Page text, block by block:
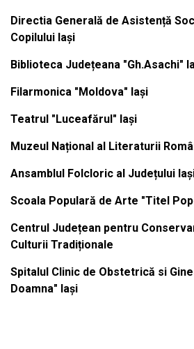
Directia Generală de Asistență
Copilului Iași
Biblioteca Județeana "Gh.Asachi"
Filarmonica "Moldova" Iași
Teatrul "Luceafărul" Iași
Muzeul Național al Literaturii
Ansamblul Folcloric al Județului
Scoala Populară de Arte "Titel
Centrul Județean pentru
Culturii Tradiționale
Spitalul Clinic de Obstetrică si
Doamna" Iași